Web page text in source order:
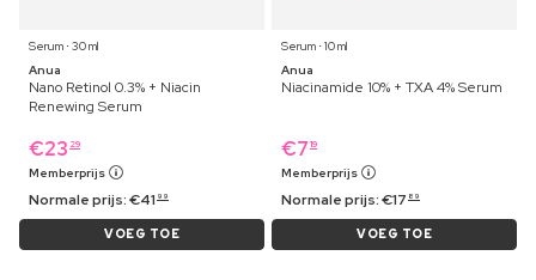
Serum ⋅ 30 ml
Anua
Nano Retinol 0.3% + Niacin
Renewing Serum
€23 29
Memberprijs
Normale prijs:€41 99
VOEG TOE
Serum ⋅ 10 ml
Anua
Niacinamide 10% + TXA 4% Serum
€7 19
Memberprijs
Normale prijs:€17 89
VOEG TOE